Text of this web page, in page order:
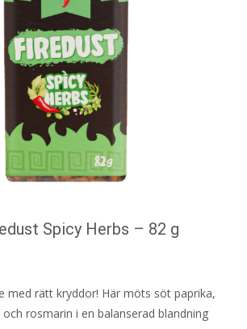
Spicy Herbs – 82 g
med rätt kryddor! Här möts söt paprika,
rosmarin i en balanserad blandning